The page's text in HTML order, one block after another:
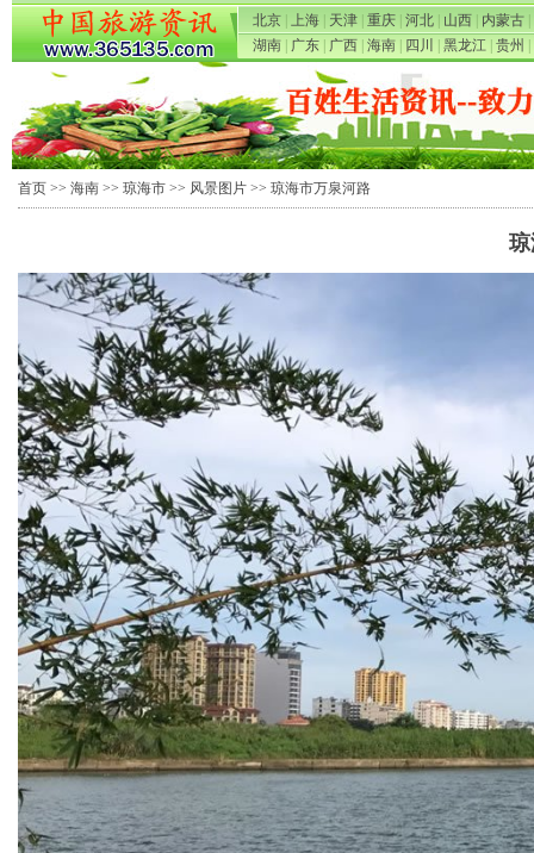
北京 上海 天津 重庆 河北 山西 内蒙古
湖南
广东 广西 海南 四川 黑龙江 贵州
首页 >> 海南 >> 琼海市 >> 风景图片 >> 琼海市万泉河路